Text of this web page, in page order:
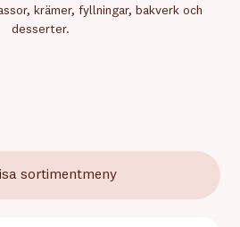
krämer, fyllningar, bakverk och
desserter.
sortimentmeny